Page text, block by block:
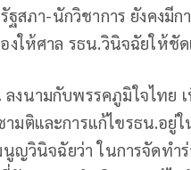
ฐสภา-นักวิชาการ ยังคงมี
งให้ศาล รธน.วินิจฉัยให้ชั
งนามกับพรรคภูมิใจไท
มติและการแก้ไขรธน.อยู่
ญวินิจฉัยว่า ในการจัดทำ